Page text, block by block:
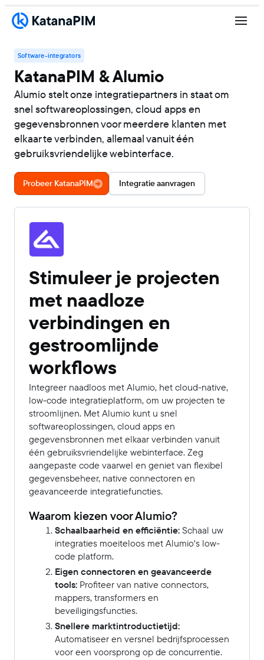
Software-integrators
KatanaPIM & Alumio
Alumio stelt onze integratiepartners in staat om
snel softwareoplossingen, cloud apps en
gegevensbronnen voor meerdere klanten met
elkaar te verbinden, allemaal vanuit één
gebruiksvriendelijke webinterface.
Probeer KatanaPIM Integratie aanvragen
Stimuleer je projecten
met naadloze
verbindingen en
gestroomlijnde
workflows
Integreer naadloos met Alumio, het cloud-native,
low-code integratieplatform, om uw projecten te
stroomlijnen. Met Alumio kunt u snel
softwareoplossingen, cloud apps en
gegevensbronnen met elkaar verbinden vanuit
één gebruiksvriendelijke webinterface. Zeg
aangepaste code vaarwel en geniet van flexibel
gegevensbeheer, native connectoren en
geavanceerde integratiefuncties.
Waarom kiezen voor Alumio?
Schaalbaarheid en efficiëntie:Schaal uw
integraties moeiteloos met Alumio's low-
code platform.
Eigen connectoren en geavanceerde
tools: Profiteer van native connectors,
mappers, transformers en
beveiligingsfuncties.
Snellere marktintroductietijd:
Automatiseer en versnel bedrijfsprocessen
voor een voorsprong op de concurrentie.